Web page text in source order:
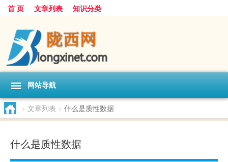
首 页 文章列表 知识分类
网站导航
> 文章列表 > 什么是质性数据
什么是质性数据